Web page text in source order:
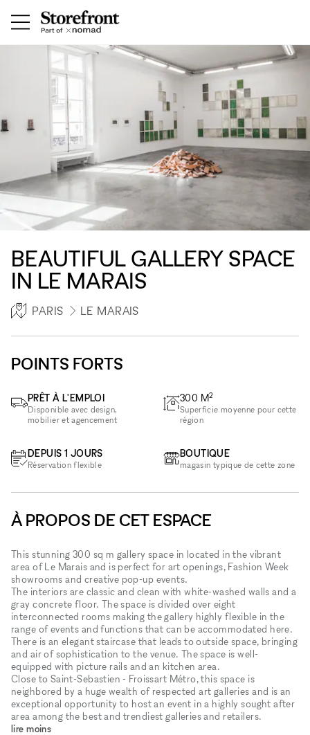
BEAUTIFUL GALLERY SPACE
IN LE MARAIS
PARIS LE MARAIS
POINTS FORTS
PRÊT À L'EMPLOI
Disponible avec design,
mobilier et agencement
DEPUIS 1 JOURS
Réservation flexible
300 M2
Superficie moyenne pour cette
région
BOUTIQUE
magasin typique de cette zone
À PROPOS DE CET ESPACE
This stunning 300 sq m gallery space in located in the vibrant
area of Le Marais and is perfect for art openings, Fashion Week
showrooms and creative pop-up events.
The interiors are classic and clean with white-washed walls and a
gray concrete floor. The space is divided over eight
interconnected rooms making the gallery highly flexible in the
range of events and functions that can be accommodated here.
There is an elegant staircase that leads to outside space, bringing
and air of sophistication to the venue. The space is well-
equipped with picture rails and an kitchen area.
Close to Saint-Sebastien - Froissart Métro, this space is
neighbored by a huge wealth of respected art galleries and is an
exceptional opportunity to host an event in a highly sought after
area among the best and trendiest galleries and retailers.
lire moins